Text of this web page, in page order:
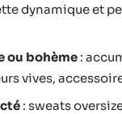
dynamique et
ou bohème :
vives,
: sweats